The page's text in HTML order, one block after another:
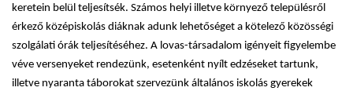
keretein belül teljesítsék. Számos helyi illetve környező településről
érkező középiskolás diáknak adunk lehetőséget a kötelező közösségi
szolgálati órák teljesítéséhez. A lovas-társadalom igényeit figyelembe
véve versenyeket rendezünk, esetenként nyílt edzéseket tartunk,
illetve nyaranta táborokat szervezünk általános iskolás gyerekek